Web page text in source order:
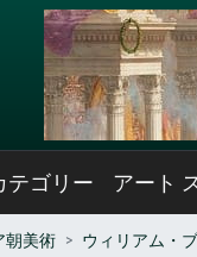
テゴリー アート
朝美術 ウィリアム・